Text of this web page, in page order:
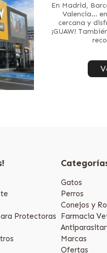
En Madrid,
Valencia...
cercana y
¡GUAW!
Protectoras
Gatos
Perros
Conejos y
Farmacia
Marcas
Ofertas